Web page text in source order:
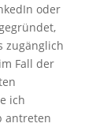
oder
zugänglich
Fall der
ich
antreten